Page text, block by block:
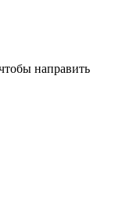
направить